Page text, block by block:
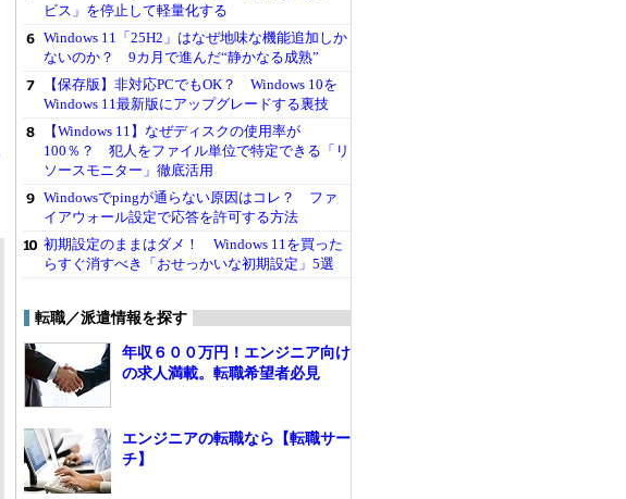
ビス」を停止して軽量化する
Windows 11「25H2」はなぜ地味な機能追加しか
ないのか？ 9カ月で進んだ“静かなる成熟”
【保存版】非対応PCでもOK？ Windows 10を
Windows 11最新版にアップグレードする裏技
【Windows 11】なぜディスクの使用率が
100％？ 犯人をファイル単位で特定できる「リ
ソースモニター」徹底活用
Windowsでpingが通らない原因はコレ？ ファ
イアウォール設定で応答を許可する方法
初期設定のままはダメ！ Windows 11を買った
らすぐ消すべき「おせっかいな初期設定」5選
転職／派遣情報を探す
年収６００万円！エンジニア向け
の求人満載。転職希望者必見
エンジニアの転職なら【転職サー
チ】